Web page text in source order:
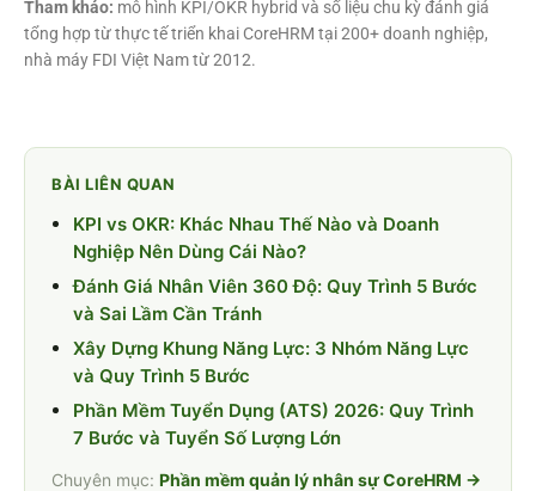
Tham khảo: mô hình KPI/OKR hybrid và số liệu chu kỳ đánh giá
tổng hợp từ thực tế triển khai CoreHRM tại 200+ doanh nghiệp,
nhà máy FDI Việt Nam từ 2012.
BÀI LIÊN QUAN
KPI vs OKR: Khác Nhau Thế Nào và Doanh
Nghiệp Nên Dùng Cái Nào?
Đánh Giá Nhân Viên 360 Độ: Quy Trình 5 Bước
và Sai Lầm Cần Tránh
Xây Dựng Khung Năng Lực: 3 Nhóm Năng Lực
và Quy Trình 5 Bước
Phần Mềm Tuyển Dụng (ATS) 2026: Quy Trình
7 Bước và Tuyển Số Lượng Lớn
Chuyên mục: Phần mềm quản lý nhân sự CoreHRM →